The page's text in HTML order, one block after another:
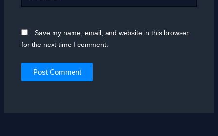
Save my name, email, and website in this browser
for the next time I comment.